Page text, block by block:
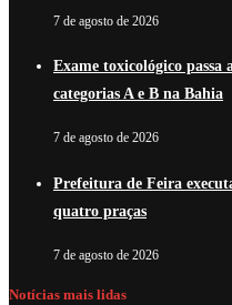
7 de agosto de 2026
Exame toxicológico
categorias A e B na Bahia
7 de agosto de 2026
Prefeitura de Feira
quatro praças
7 de agosto de 2026
Notícias mais lidas